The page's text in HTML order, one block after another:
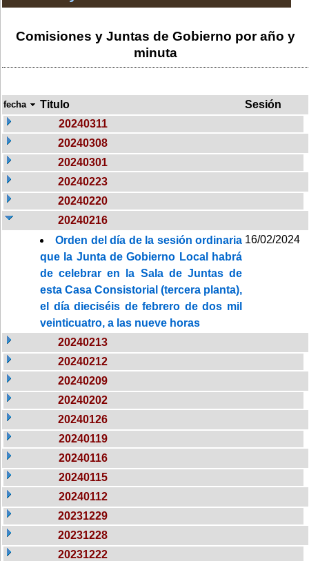
Comisiones y Juntas de Gobierno por año y
minuta
fecha Titulo
Sesión
20240311
20240308
20240301
20240223
20240220
20240216
Orden del día de la sesión ordinaria
que la Junta de Gobierno Local habrá
de celebrar en la Sala de Juntas de
esta Casa Consistorial (tercera planta),
el día dieciséis de febrero de dos mil
veinticuatro, a las nueve horas
16/02/2024
20240213
20240212
20240209
20240202
20240126
20240119
20240116
20240115
20240112
20231229
20231228
20231222